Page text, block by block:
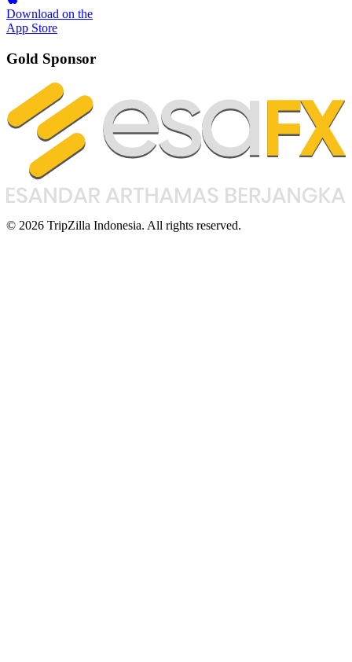
Download on the
App Store
Gold Sponsor
© 2026 TripZilla Indonesia. All rights reserved.